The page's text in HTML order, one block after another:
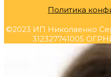
Политика
©2023 ИП Николаенко
312327741005